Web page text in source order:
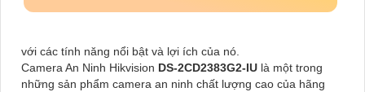
với các tính năng nổi bật và lợi ích của nó.
Camera An Ninh Hikvision DS-2CD2383G2-IU là một trong
những sản phẩm camera an ninh chất lượng cao của hãng